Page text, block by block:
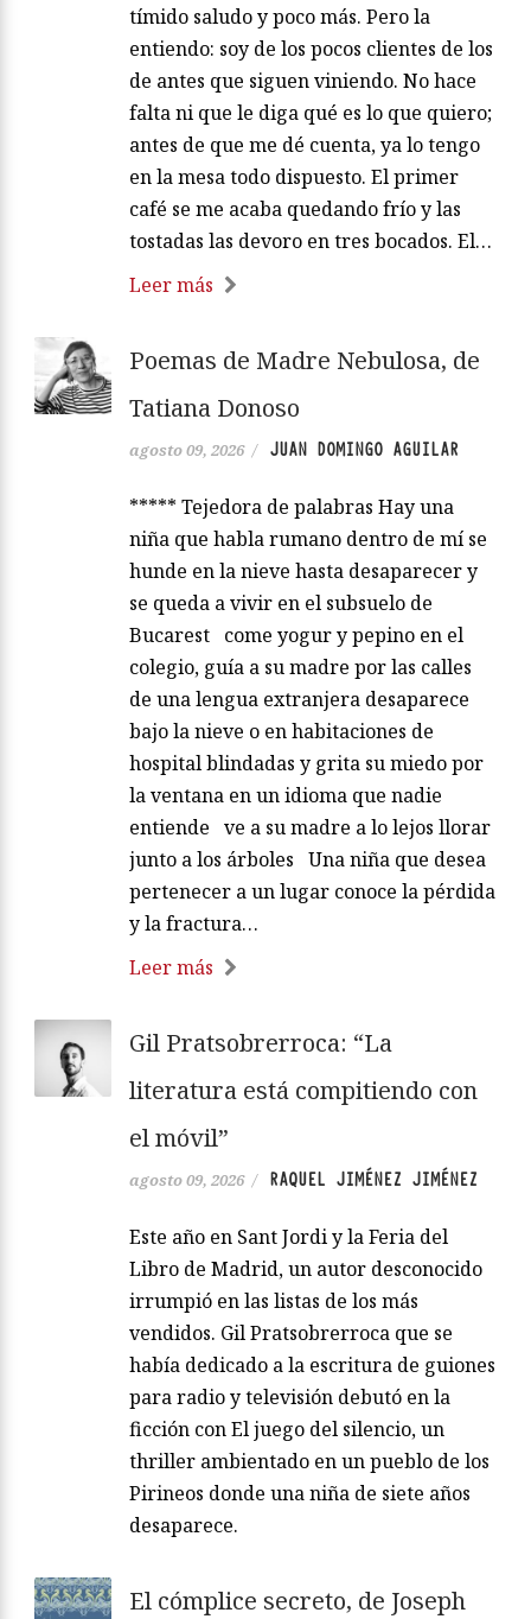
tímido saludo y poco más. Pero la
entiendo: soy de los pocos clientes de los
de antes que siguen viniendo. No hace
falta ni que le diga qué es lo que quiero;
antes de que me dé cuenta, ya lo tengo
en la mesa todo dispuesto. El primer
café se me acaba quedando frío y las
tostadas las devoro en tres bocados. El…
Leer más
Poemas de Madre Nebulosa, de
Tatiana Donoso
agosto 09, 2026 / JUAN DOMINGO AGUILAR
***** Tejedora de palabras Hay una
niña que habla rumano dentro de mí se
hunde en la nieve hasta desaparecer y
se queda a vivir en el subsuelo de
Bucarest come yogur y pepino en el
colegio, guía a su madre por las calles
de una lengua extranjera desaparece
bajo la nieve o en habitaciones de
hospital blindadas y grita su miedo por
la ventana en un idioma que nadie
entiende ve a su madre a lo lejos llorar
junto a los árboles Una niña que desea
pertenecer a un lugar conoce la pérdida
y la fractura…
Leer más
Gil Pratsobrerroca: “La
literatura está compitiendo con
el móvil”
agosto 09, 2026 / RAQUEL JIMÉNEZ JIMÉNEZ
Este año en Sant Jordi y la Feria del
Libro de Madrid, un autor desconocido
irrumpió en las listas de los más
vendidos. Gil Pratsobrerroca que se
había dedicado a la escritura de guiones
para radio y televisión debutó en la
ficción con El juego del silencio, un
thriller ambientado en un pueblo de los
Pirineos donde una niña de siete años
desaparece.
El cómplice secreto, de Joseph